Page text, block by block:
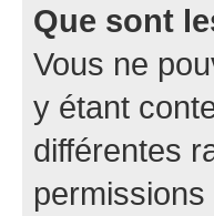
Que sont
Vous ne
y étant
différentes